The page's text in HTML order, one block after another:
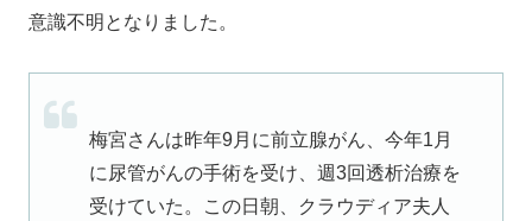
意識不明となりました。
梅宮さんは昨年9月に前立腺がん、今年1月
に尿管がんの手術を受け、週3回透析治療を
受けていた。この日朝、クラウディア夫人